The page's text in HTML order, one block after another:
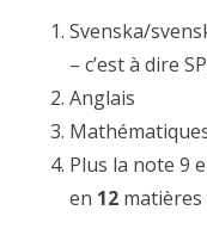
Svenska/
– c’est à dire
Anglais
Plus la note 9
en 12